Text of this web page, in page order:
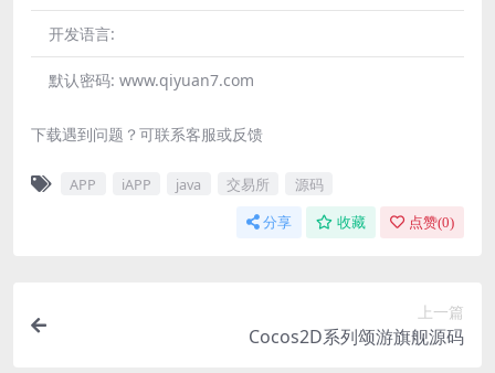
开发语言:
默认密码: www.qiyuan7.com
下载遇到问题？可联系客服或反馈
APP iAPP java 交易所 源码
分享 收藏 点赞(0)
上一篇
Cocos2D系列颂游旗舰源码